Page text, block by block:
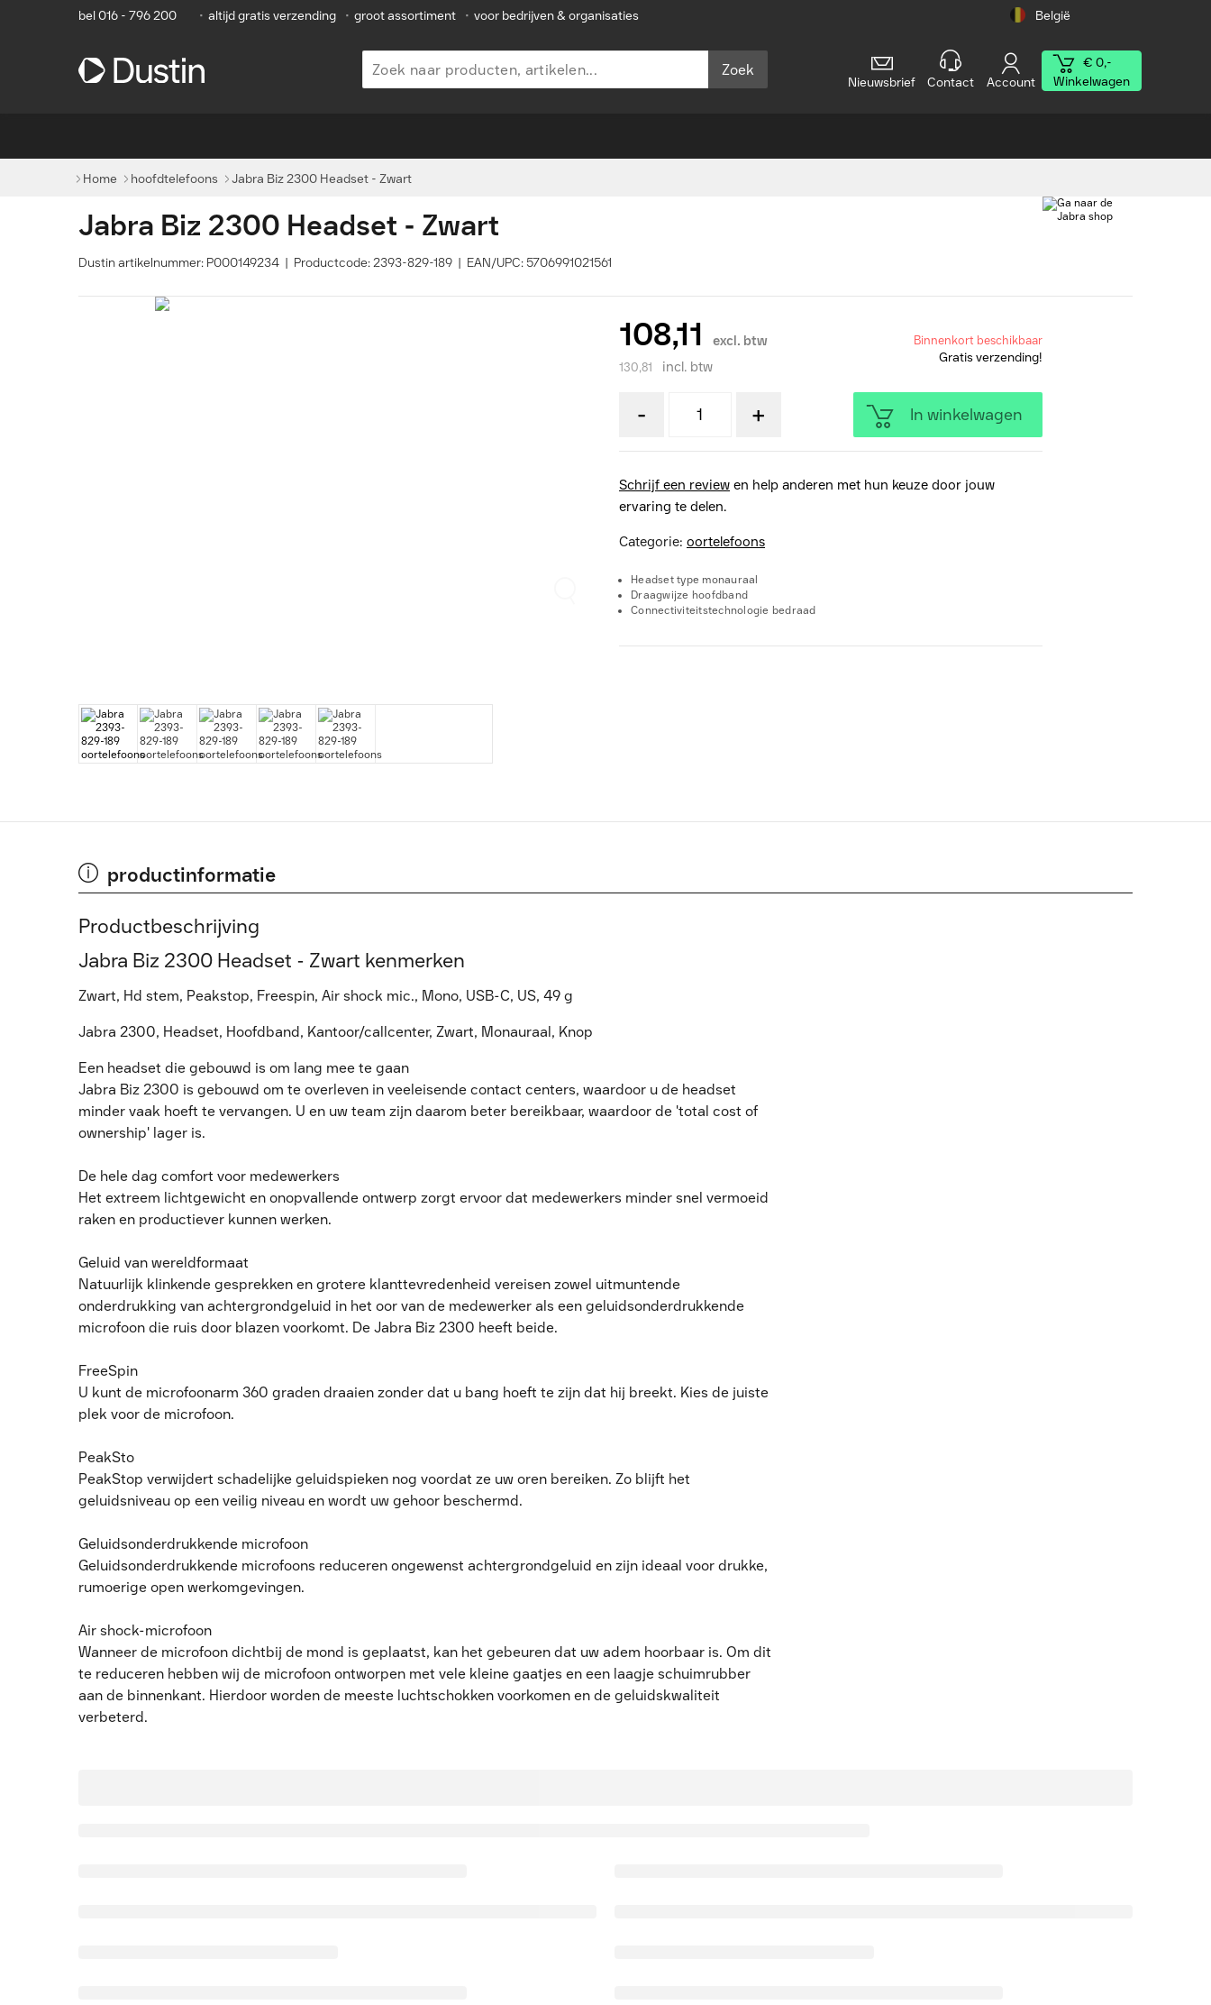
bel 016 - 796 200 • altijd gratis verzending • groot assortiment • voor bedrijven & organisaties België
Zoek
Nieuwsbrief Contact Account
€ 0,-
Winkelwagen
Home hoofdtelefoons Jabra Biz 2300 Headset - Zwart
Jabra Biz 2300 Headset - Zwart
Dustin artikelnummer: P000149234 | Productcode: 2393-829-189 | EAN/UPC: 5706991021561
108,11 excl. btw
130,81 incl. btw
Binnenkort beschikbaar
Gratis verzending!
- + In winkelwagen
Schrijf een review en help anderen met hun keuze door jouw
ervaring te delen.
Categorie: oortelefoons
Headset type monauraal
Draagwijze hoofdband
Connectiviteitstechnologie bedraad
productinformatie
Productbeschrijving
Jabra Biz 2300 Headset - Zwart kenmerken
Zwart, Hd stem, Peakstop, Freespin, Air shock mic., Mono, USB-C, US, 49 g
Jabra 2300, Headset, Hoofdband, Kantoor/callcenter, Zwart, Monauraal, Knop
Een headset die gebouwd is om lang mee te gaan
Jabra Biz 2300 is gebouwd om te overleven in veeleisende contact centers, waardoor u de headset
minder vaak hoeft te vervangen. U en uw team zijn daarom beter bereikbaar, waardoor de 'total cost of
ownership' lager is.
De hele dag comfort voor medewerkers
Het extreem lichtgewicht en onopvallende ontwerp zorgt ervoor dat medewerkers minder snel vermoeid
raken en productiever kunnen werken.
Geluid van wereldformaat
Natuurlijk klinkende gesprekken en grotere klanttevredenheid vereisen zowel uitmuntende
onderdrukking van achtergrondgeluid in het oor van de medewerker als een geluidsonderdrukkende
microfoon die ruis door blazen voorkomt. De Jabra Biz 2300 heeft beide.
FreeSpin
U kunt de microfoonarm 360 graden draaien zonder dat u bang hoeft te zijn dat hij breekt. Kies de juiste
plek voor de microfoon.
PeakSto
PeakStop verwijdert schadelijke geluidspieken nog voordat ze uw oren bereiken. Zo blijft het
geluidsniveau op een veilig niveau en wordt uw gehoor beschermd.
Geluidsonderdrukkende microfoon
Geluidsonderdrukkende microfoons reduceren ongewenst achtergrondgeluid en zijn ideaal voor drukke,
rumoerige open werkomgevingen.
Air shock-microfoon
Wanneer de microfoon dichtbij de mond is geplaatst, kan het gebeuren dat uw adem hoorbaar is. Om dit
te reduceren hebben wij de microfoon ontworpen met vele kleine gaatjes en een laagje schuimrubber
aan de binnenkant. Hierdoor worden de meeste luchtschokken voorkomen en de geluidskwaliteit
verbeterd.